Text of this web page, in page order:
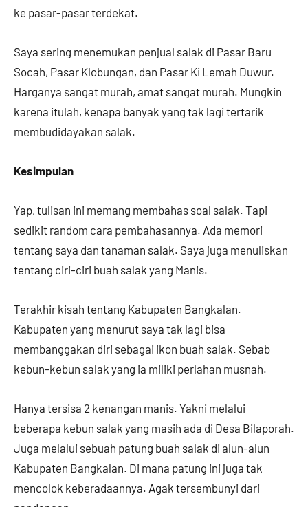
ke pasar-pasar terdekat.
Saya sering menemukan penjual salak di Pasar Baru
Socah, Pasar Klobungan, dan Pasar Ki Lemah Duwur.
Harganya sangat murah, amat sangat murah. Mungkin
karena itulah, kenapa banyak yang tak lagi tertarik
membudidayakan salak.
Kesimpulan
Yap, tulisan ini memang membahas soal salak. Tapi
sedikit random cara pembahasannya. Ada memori
tentang saya dan tanaman salak. Saya juga menuliskan
tentang ciri-ciri buah salak yang Manis.
Terakhir kisah tentang Kabupaten Bangkalan.
Kabupaten yang menurut saya tak lagi bisa
membanggakan diri sebagai ikon buah salak. Sebab
kebun-kebun salak yang ia miliki perlahan musnah.
Hanya tersisa 2 kenangan manis. Yakni melalui
beberapa kebun salak yang masih ada di Desa Bilaporah.
Juga melalui sebuah patung buah salak di alun-alun
Kabupaten Bangkalan. Di mana patung ini juga tak
mencolok keberadaannya. Agak tersembunyi dari